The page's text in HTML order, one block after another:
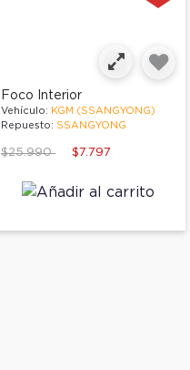
Foco Interior
Vehículo: KGM (SSANGYONG)
Repuesto: SSANGYONG
Price reduced from
$25.990to $7.797